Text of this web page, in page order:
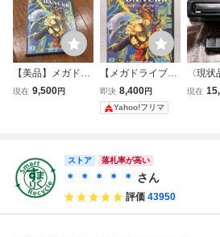
【美品】メガドラ
イブ シャドーダン
ga genesis セガ
現在 9,500円
【メガドライブ】
シャドーダンサー
(SHADOW DANC
ER)(動作確認済
即決 8,400円
Yahoo!フリマ
〈現
認済み
現在
ストア 落札率が高い
＊ ＊ ＊ ＊ ＊ さん
評価 43950